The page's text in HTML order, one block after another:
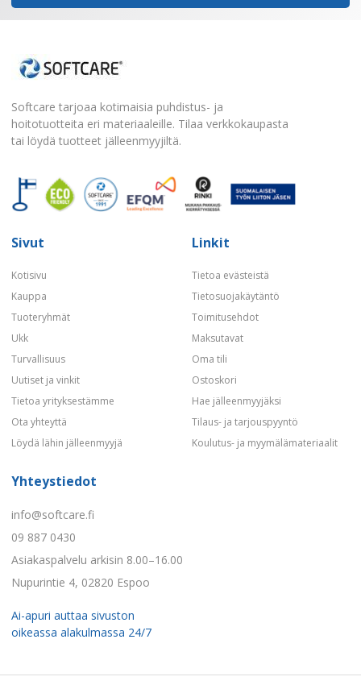
Softcare tarjoaa kotimaisia puhdistus- ja
hoitotuotteita eri materiaaleille. Tilaa verkkokaupasta
tai löydä tuotteet jälleenmyyjiltä.
Sivut
Kotisivu
Kauppa
Tuoteryhmät
Ukk
Turvallisuus
Uutiset ja vinkit
Tietoa yrityksestämme
Ota yhteyttä
Löydä lähin jälleenmyyjä
Linkit
Tietoa evästeistä
Tietosuojakäytäntö
Toimitusehdot
Maksutavat
Oma tili
Ostoskori
Hae jälleenmyyjäksi
Tilaus- ja tarjouspyyntö
Koulutus- ja myymälämateriaalit
Yhteystiedot
info@softcare.fi
09 887 0430
Asiakaspalvelu arkisin 8.00–16.00
Nupurintie 4, 02820 Espoo
Ai-apuri auttaa sivuston
oikeassa alakulmassa 24/7